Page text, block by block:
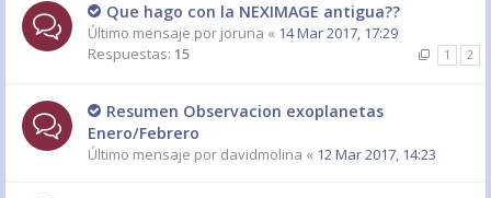
Que hago con la NEXIMAGE antigua??
Último mensaje por joruna « 14 Mar 2017, 17:29
Respuestas: 15 1 2
Resumen Observacion exoplanetas
Enero/Febrero
Último mensaje por davidmolina « 12 Mar 2017, 14:23